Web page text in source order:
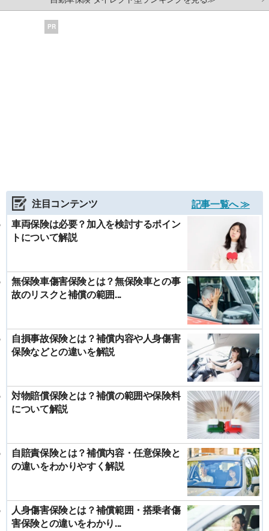
PR
注目コンテンツ
記事一覧へ ≫
車両保険は必要？加入を検討するポイン
トについて解説
無保険車傷害保険とは？無保険車との事
故のリスクと補償の範囲...
自損事故保険とは？補償内容や人身傷害
保険などとの違いを解説
対物賠償保険とは？補償の範囲や保険料
について解説
自賠責保険とは？補償内容・任意保険と
の違いをわかりやすく解説
人身傷害保険とは？補償範囲・搭乗者傷
害保険との違いをわかり...